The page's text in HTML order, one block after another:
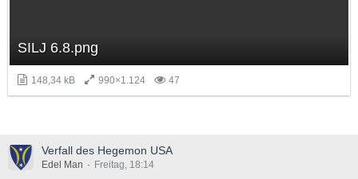
SILJ 6.8.png
148,34 kB 990×1.124 47
Verfall des Hegemon USA
Edel Man Freitag, 18:14